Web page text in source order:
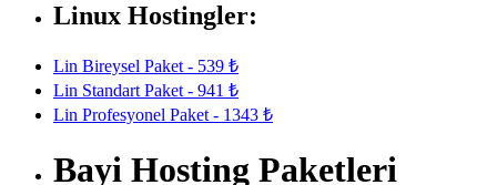
Linux Hostingler:
Lin Bireysel Paket - 539 ₺
Lin Standart Paket - 941 ₺
Lin Profesyonel Paket - 1343 ₺
Bayi Hosting Paketleri